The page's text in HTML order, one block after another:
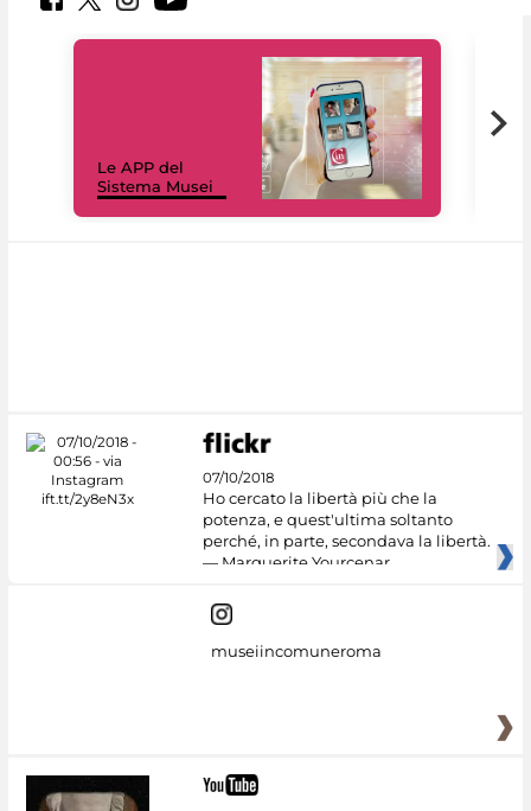
Le APP del
Sistema Musei
07/10/2018
Ho cercato la libertà più che la
potenza, e quest'ultima soltanto
perché, in parte, secondava la libertà.
— Marguerite Yourcenar
museiincomuneroma